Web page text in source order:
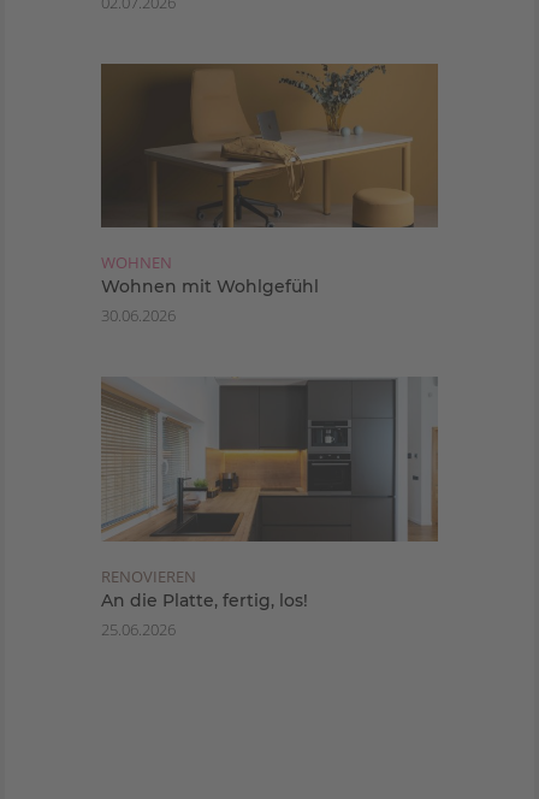
WOHNEN
Wohnen mit Wohlgefühl
30.06.2026
RENOVIEREN
An die Platte, fertig, los!
25.06.2026